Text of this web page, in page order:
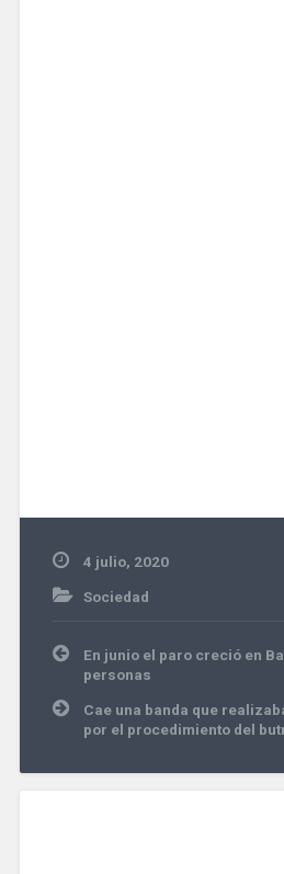
4 julio, 2020
Sociedad
Navegación
de
entradas
En junio el paro creció en
personas
Cae una banda que
por el procedimiento del